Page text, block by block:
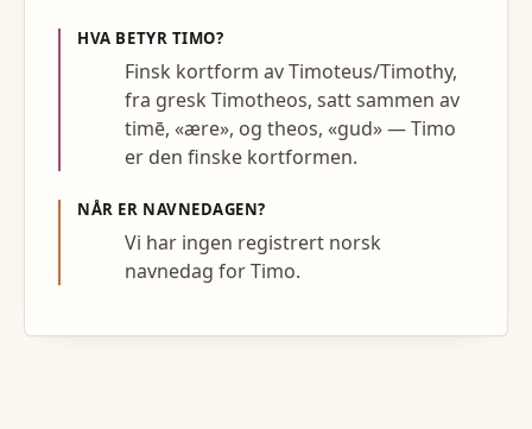
HVA BETYR TIMO?
Finsk kortform av Timoteus/Timothy,
fra gresk Timotheos, satt sammen av
timē, «ære», og theos, «gud» — Timo
er den finske kortformen.
NÅR ER NAVNEDAGEN?
Vi har ingen registrert norsk
navnedag for Timo.